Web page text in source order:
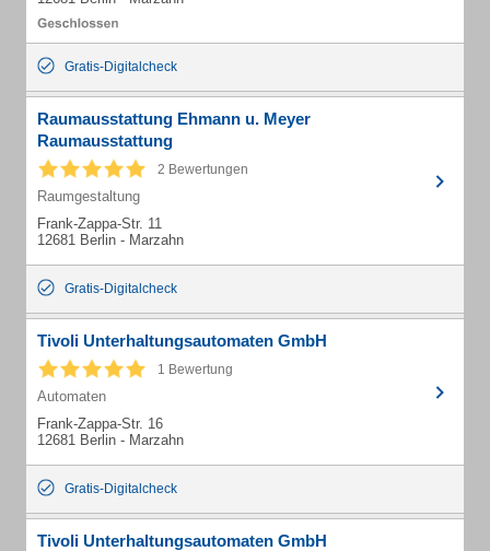
Gratis-Digitalcheck
Raumausstattung Ehmann u. Meyer
Raumausstattung
2 Bewertungen
Raumgestaltung
Frank-Zappa-Str. 11
12681 Berlin - Marzahn
Gratis-Digitalcheck
Tivoli Unterhaltungsautomaten GmbH
1 Bewertung
Automaten
Frank-Zappa-Str. 16
12681 Berlin - Marzahn
Gratis-Digitalcheck
Tivoli Unterhaltungsautomaten GmbH